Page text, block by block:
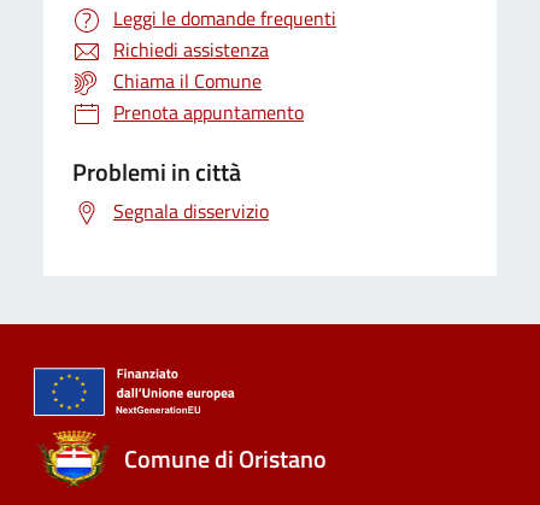
Leggi le domande frequenti
Richiedi assistenza
Chiama il Comune
Prenota appuntamento
Problemi in città
Segnala disservizio
Comune di Oristano